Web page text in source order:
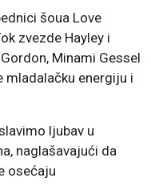
šoua Love
zvezde Hayley i
Minami Gessel
mladalačku energiju i
ljubav u
naglašavajući da
osećaju